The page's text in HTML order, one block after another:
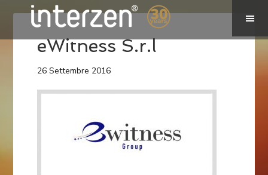
eWitness S.r.l
26 Settembre 2016